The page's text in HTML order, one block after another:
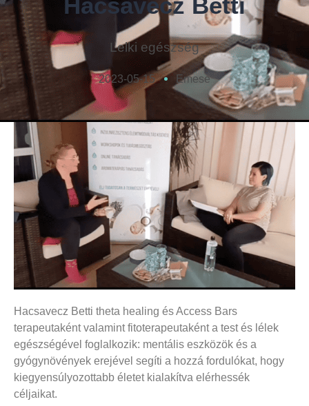
Lelki egészség
2023-05-15 Emese
Hacsavecz Betti theta healing és Access Bars
terapeutaként valamint fitoterapeutaként a test és lélek
egészségével foglalkozik: mentális eszközök és a
gyógynövények erejével segíti a hozzá fordulókat, hogy
kiegyensúlyozottabb életet kialakítva elérhessék
céljaikat.